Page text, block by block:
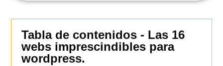
Tabla de contenidos - Las 16
webs imprescindibles para
wordpress.